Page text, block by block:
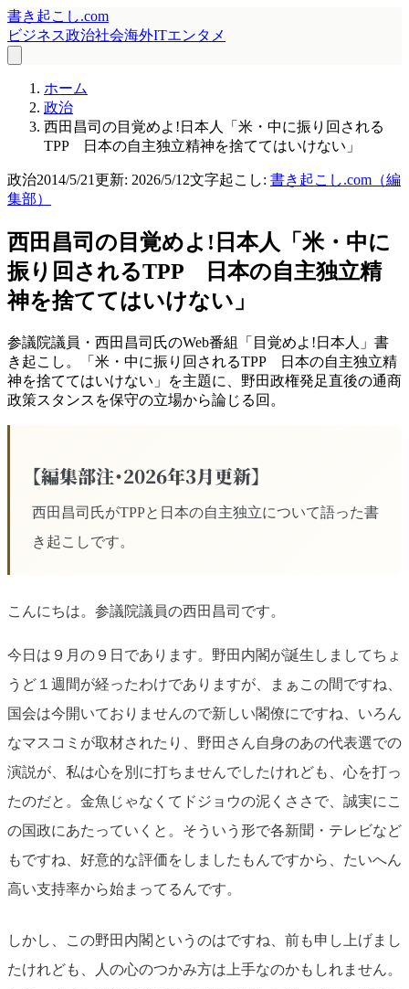
書き起こし.com
ビジネス政治社会海外ITエンタメ
ホーム
政治
西田昌司の目覚めよ!日本人「米・中に振り回される
TPP 日本の自主独立精神を捨ててはいけない」
政治2014/5/21更新: 2026/5/12文字起こし: 書き起こし.com（編
集部）
西田昌司の目覚めよ!日本人「米・中に
振り回されるTPP 日本の自主独立精
神を捨ててはいけない」
参議院議員・西田昌司氏のWeb番組「目覚めよ!日本人」書
き起こし。「米・中に振り回されるTPP 日本の自主独立精
神を捨ててはいけない」を主題に、野田政権発足直後の通商
政策スタンスを保守の立場から論じる回。
【編集部注・2026年3月更新】
西田昌司氏がTPPと日本の自主独立について語った書
き起こしです。
こんにちは。参議院議員の西田昌司です。
今日は９月の９日であります。野田内閣が誕生しましてちょ
うど１週間が経ったわけでありますが、まぁこの間ですね、
国会は今開いておりませんので新しい閣僚にですね、いろん
なマスコミが取材されたり、野田さん自身のあの代表選での
演説が、私は心を別に打ちませんでしたけれども、心を打っ
たのだと。金魚じゃなくてドジョウの泥くささで、誠実にこ
の国政にあたっていくと。そういう形で各新聞・テレビなど
もですね、好意的な評価をしましたもんですから、たいへん
高い支持率から始まってるんです。
しかし、この野田内閣というのはですね、前も申し上げまし
たけれども、人の心のつかみ方は上手なのかもしれません。